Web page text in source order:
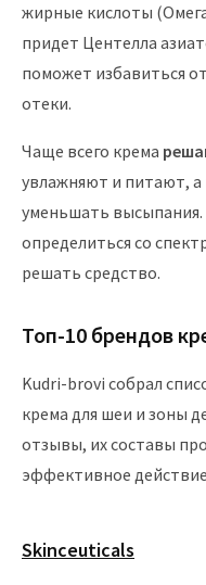
жирные кислоты
придет Центелла
поможет избавиться
отеки.
Чаще всего крема
увлажняют и питают, а
уменьшать
определиться со
решать средство.
Топ-10 брендов
Kudri-brovi собрал
крема для шеи и зоны
отзывы, их составы
эффективное
Skinceuticals